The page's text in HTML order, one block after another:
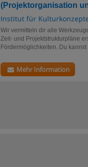
(Projektorganisation
Institut für
Wir vermitteln dir alle
Zeit- und Projektstrukturpläne
Fördermöglichkeiten. Du
Mehr Information